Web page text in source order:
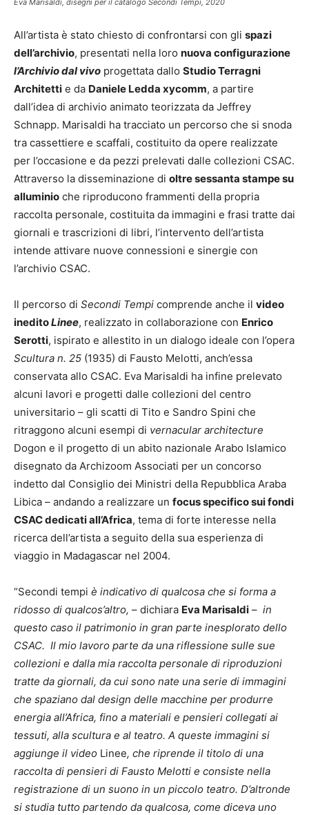
Eva Marisaldi, disegni per il catalogo Secondi Tempi, 2020
All’artista è stato chiesto di confrontarsi con gli spazi
dell’archivio, presentati nella loro nuova configurazione
l’Archivio dal vivo progettata dallo Studio Terragni
Architetti e da Daniele Ledda xycomm, a partire
dall’idea di archivio animato teorizzata da Jeffrey
Schnapp. Marisaldi ha tracciato un percorso che si snoda
tra cassettiere e scaffali, costituito da opere realizzate
per l’occasione e da pezzi prelevati dalle collezioni CSAC.
Attraverso la disseminazione di oltre sessanta stampe su
alluminio che riproducono frammenti della propria
raccolta personale, costituita da immagini e frasi tratte dai
giornali e trascrizioni di libri, l’intervento dell’artista
intende attivare nuove connessioni e sinergie con
l’archivio CSAC.
Il percorso di Secondi Tempi comprende anche il video
ineditoLinee, realizzato in collaborazione con Enrico
Serotti, ispirato e allestito in un dialogo ideale con l’opera
Scultura n. 25 (1935) di Fausto Melotti, anch’essa
conservata allo CSAC. Eva Marisaldi ha infine prelevato
alcuni lavori e progetti dalle collezioni del centro
universitario – gli scatti di Tito e Sandro Spini che
ritraggono alcuni esempi di vernacular architecture
Dogon e il progetto di un abito nazionale Arabo Islamico
disegnato da Archizoom Associati per un concorso
indetto dal Consiglio dei Ministri della Repubblica Araba
Libica – andando a realizzare un focus specifico sui fondi
CSAC dedicati all’Africa, tema di forte interesse nella
ricerca dell’artista a seguito della sua esperienza di
viaggio in Madagascar nel 2004.
“Secondi tempi è indicativo di qualcosa che si forma a
ridosso di qualcos’altro, – dichiara Eva Marisaldi – in
questo caso il patrimonio in gran parte inesplorato dello
CSAC. Il mio lavoro parte da una riflessione sulle sue
collezioni e dalla mia raccolta personale di riproduzioni
tratte da giornali, da cui sono nate una serie di immagini
che spaziano dal design delle macchine per produrre
energia all’Africa, fino a materiali e pensieri collegati ai
tessuti, alla scultura e al teatro. A queste immagini si
aggiunge il video Linee, che riprende il titolo di una
raccolta di pensieri di Fausto Melotti e consiste nella
registrazione di un suono in un piccolo teatro. D’altronde
si studia tutto partendo da qualcosa, come diceva uno